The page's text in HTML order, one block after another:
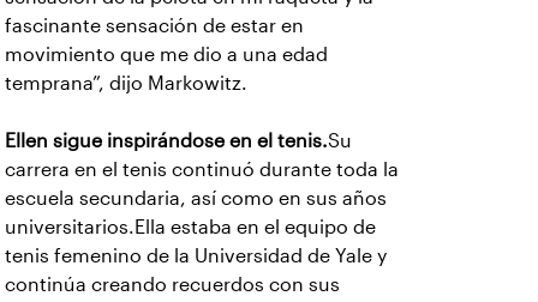
fascinante sensación de estar en
movimiento que me dio a una edad
temprana”, dijo Markowitz.
Ellen sigue inspirándose en el tenis.Su
carrera en el tenis continuó durante toda la
escuela secundaria, así como en sus años
universitarios.Ella estaba en el equipo de
tenis femenino de la Universidad de Yale y
continúa creando recuerdos con sus